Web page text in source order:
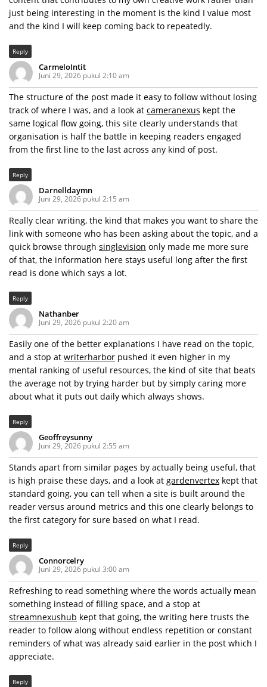
just being interesting in the moment is the kind I value most
and the kind I will keep coming back to repeatedly.
Reply
CarmeloIntit
Juni 29, 2026 pukul 2:10 am
The structure of the post made it easy to follow without losing
track of where I was, and a look at cameranexus kept the
same logical flow going, this site clearly understands that
organisation is half the battle in keeping readers engaged
from the first line to the last across any kind of post.
Reply
Darnelldaymn
Juni 29, 2026 pukul 2:15 am
Really clear writing, the kind that makes you want to share the
link with someone who has been asking about the topic, and a
quick browse through singlevision only made me more sure
of that, the information here stays useful long after the first
read is done which says a lot.
Reply
Nathanber
Juni 29, 2026 pukul 2:20 am
Easily one of the better explanations I have read on the topic,
and a stop at writerharbor pushed it even higher in my
mental ranking of useful resources, the kind of site that beats
the average not by trying harder but by simply caring more
about what it puts out daily which always shows.
Reply
Geoffreysunny
Juni 29, 2026 pukul 2:55 am
Stands apart from similar pages by actually being useful, that
is high praise these days, and a look at gardenvertex kept that
standard going, you can tell when a site is built around the
reader versus around metrics and this one clearly belongs to
the first category for sure based on what I read.
Reply
Connorcelry
Juni 29, 2026 pukul 3:00 am
Refreshing to read something where the words actually mean
something instead of filling space, and a stop at
streamnexushub kept that going, the writing here trusts the
reader to follow along without endless repetition or constant
reminders of what was already said earlier in the post which I
appreciate.
Reply